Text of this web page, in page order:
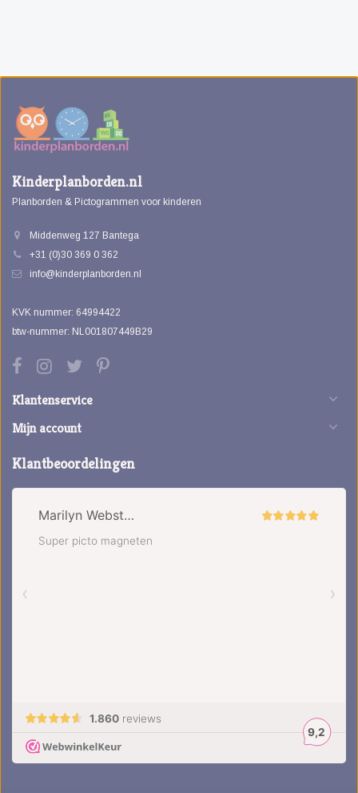
Kinderplanborden.nl
Planborden & Pictogrammen voor kinderen
Middenweg 127 Bantega
+31 (0)30 369 0 362
info@kinderplanborden.nl
KVK nummer: 64994422
btw-nummer: NL001807449B29
Klantenservice
Mijn account
Klantbeoordelingen